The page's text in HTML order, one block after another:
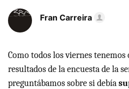
Fran Carreira
Como todos los viernes
resultados de la encuesta de la
preguntábamos sobre si debía